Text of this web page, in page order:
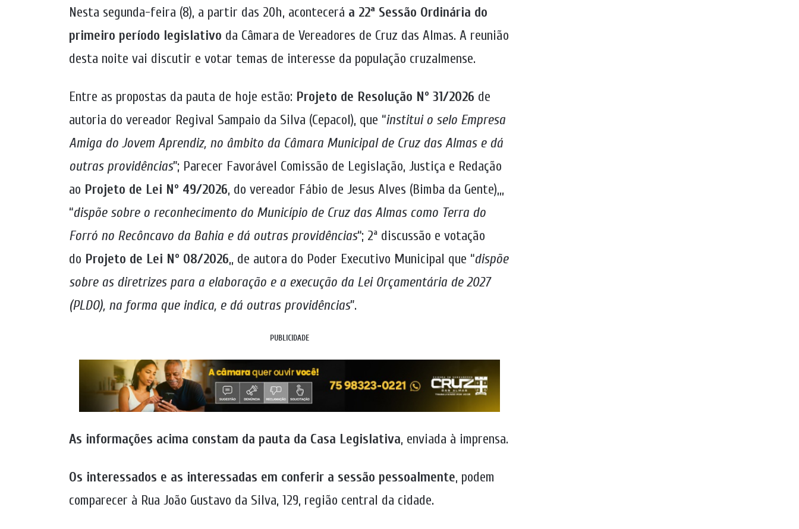
Nesta segunda-feira (8), a partir das 20h, acontecerá a 22ª Sessão Ordinária do
primeiro período legislativo da Câmara de Vereadores de Cruz das Almas. A reunião
desta noite vai discutir e votar temas de interesse da população cruzalmense.
Entre as propostas da pauta de hoje estão: Projeto de Resolução Nº 31/2026 de
autoria do vereador Regival Sampaio da Silva (Cepacol), que “institui o selo Empresa
Amiga do Jovem Aprendiz, no âmbito da Câmara Municipal de Cruz das Almas e dá
outras providências”; Parecer Favorável Comissão de Legislação, Justiça e Redação
ao Projeto de Lei Nº 49/2026, do vereador Fábio de Jesus Alves (Bimba da Gente),,,
“dispõe sobre o reconhecimento do Município de Cruz das Almas como Terra do
Forró no Recôncavo da Bahia e dá outras providências“; 2ª discussão e votação
do Projeto de Lei Nº 08/2026,, de autora do Poder Executivo Municipal que “dispõe
sobre as diretrizes para a elaboração e a execução da Lei Orçamentária de 2027
(PLDO), na forma que indica, e dá outras providências”.
PUBLICIDADE
As informações acima constam da pauta da Casa Legislativa, enviada à imprensa.
Os interessados e as interessadas em conferir a sessão pessoalmente, podem
comparecer à Rua João Gustavo da Silva, 129, região central da cidade.